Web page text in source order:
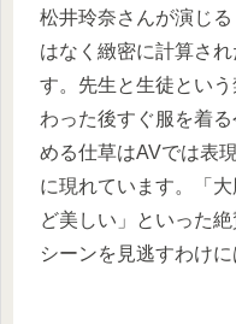
松井玲奈さんが演じ
はなく緻密に計算さ
す。先生と生徒とい
わった後すぐ服を着
める仕草はAVでは表
に現れています。「
ど美しい」といった
シーンを見逃すわけに